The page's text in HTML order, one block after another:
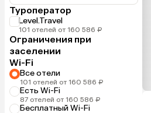
Туроператор
Level.Travel
101 отелей от 160 586 ₽
Ограничения при
заселении
Wi-Fi
Все отели
101 отелей от 160 586 ₽
Есть Wi-Fi
87 отелей от 160 586 ₽
Бесплатный Wi-Fi